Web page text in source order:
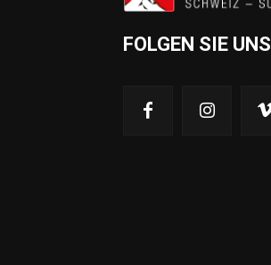
FOLGEN SIE UNS